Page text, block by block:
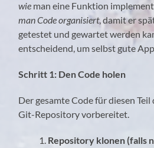
wie man eine Funktion
man Code organisiert, damit er
getestet und gewartet werden
entscheidend, um selbst gute
Schritt 1: Den Code holen
Der gesamte Code für diesen
Git-Repository vorbereitet.
Repository klonen (falls